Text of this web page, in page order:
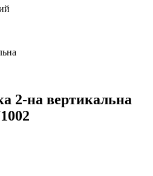
2-на вертикальна